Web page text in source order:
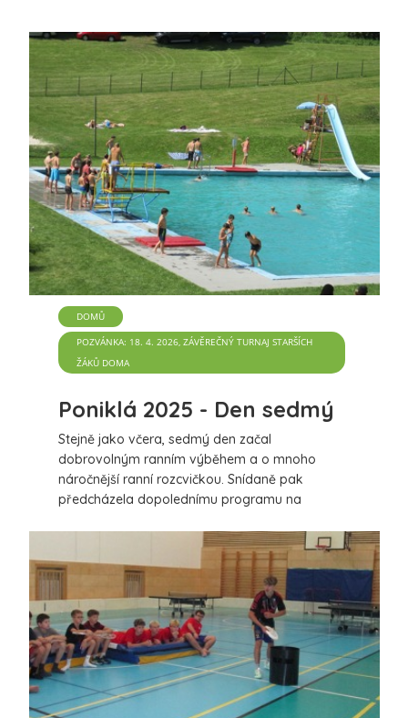
Poniklá 2025 - Den sedmý
Stejně jako včera, sedmý den začal
dobrovolným ranním výběhem a o mnoho
náročnější ranní rozcvičkou. Snídaně pak
předcházela dopolednímu programu na
velké hale. K obědu byly buchtičky s
vanilkovým krémem a také polévka s játrovou
zavářkou. Odpočinuli jsme si během poledního
klidu a vypravili se společně na koupaliště.
Vykoupali se, ale tentokrát bez plážového
volejbalu. Florbalové tréninky ve velké hale, to
byla náplň zbytku odpoledne. Večeře, tedy
bramborová kaše s karbanátkem opět neměly
chybu. Na nástupu jsme zhodnotili uplynulý den.
DOMŮ
POZVÁNKA: 18. 4. 2026, ZÁVĚREČNÝ TURNAJ STARŠÍCH
ŽÁKŮ DOMA